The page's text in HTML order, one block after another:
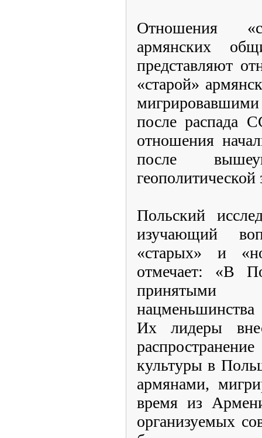
Отношения
армянских
представляют
«старой»
после распада
отношения
после
геополитической
Польский
изучающий
«старых» и
отмечает: «В
принятыми
Их лидеры
культуры в
армянами,
время из
организуемых